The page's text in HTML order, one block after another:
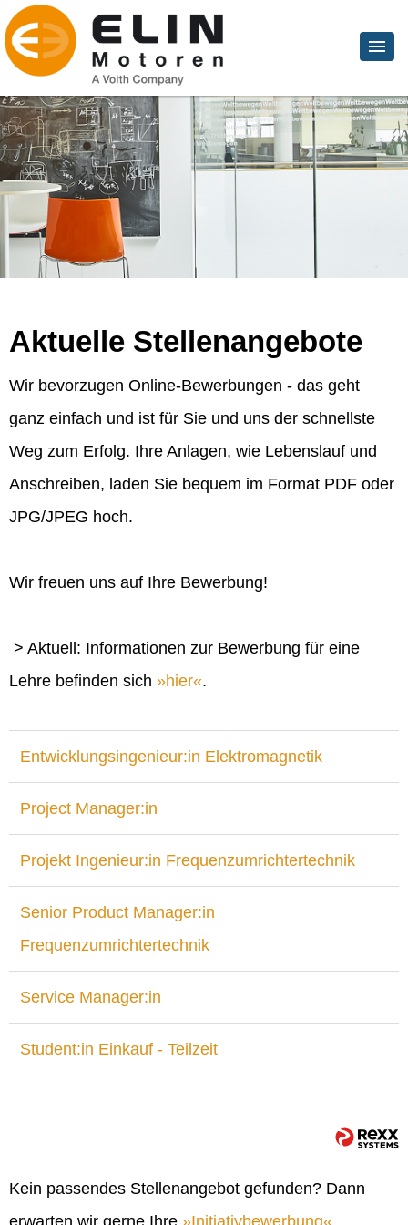
Aktuelle Stellenangebote
Wir bevorzugen Online-Bewerbungen - das geht
ganz einfach und ist für Sie und uns der schnellste
Weg zum Erfolg. Ihre Anlagen, wie Lebenslauf und
Anschreiben, laden Sie bequem im Format PDF oder
JPG/JPEG hoch.
Wir freuen uns auf Ihre Bewerbung!
> Aktuell: Informationen zur Bewerbung für eine
Lehre befinden sich
hier .
Entwicklungsingenieur:in Elektromagnetik
Project Manager:in
Projekt Ingenieur:in Frequenzumrichtertechnik
Senior Product Manager:in
Frequenzumrichtertechnik
Service Manager:in
Student:in Einkauf - Teilzeit
Kein passendes Stellenangebot gefunden? Dann
erwarten wir gerne Ihre
Initiativbewerbung